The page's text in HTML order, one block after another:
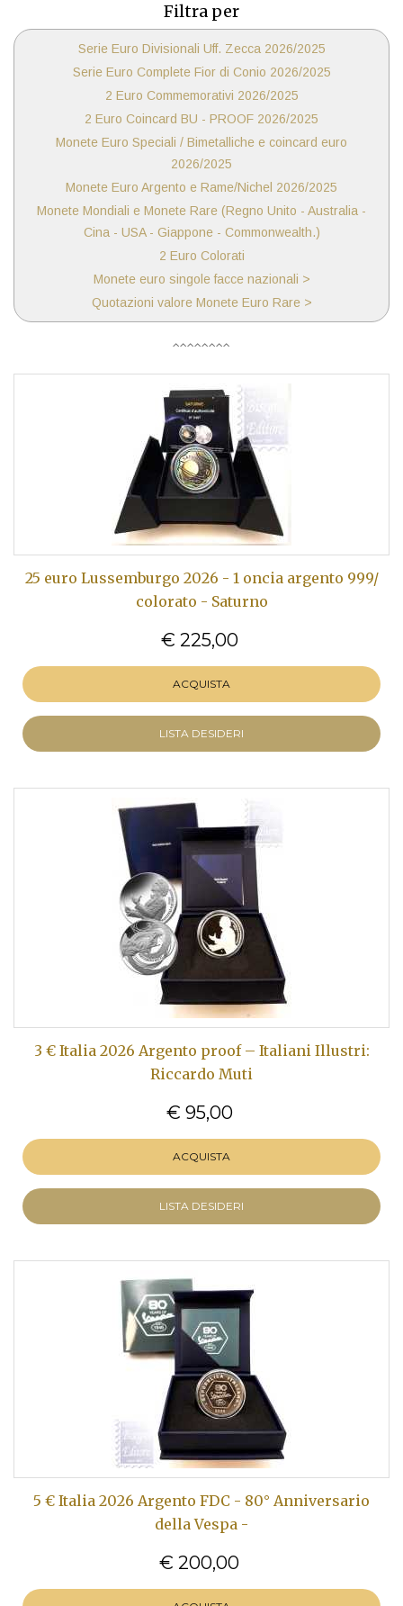
Filtra per
Serie Euro Divisionali Uff. Zecca 2026/2025
Serie Euro Complete Fior di Conio 2026/2025
2 Euro Commemorativi 2026/2025
2 Euro Coincard BU - PROOF 2026/2025
Monete Euro Speciali / Bimetalliche e coincard euro
2026/2025
Monete Euro Argento e Rame/Nichel 2026/2025
Monete Mondiali e Monete Rare (Regno Unito - Australia -
Cina - USA - Giappone - Commonwealth.)
2 Euro Colorati
Monete euro singole facce nazionali >
Quotazioni valore Monete Euro Rare >
25 euro Lussemburgo 2026 - 1 oncia argento 999/
colorato - Saturno
€ 225,00
ACQUISTA
LISTA DESIDERI
3 € Italia 2026 Argento proof – Italiani Illustri:
Riccardo Muti
€ 95,00
ACQUISTA
LISTA DESIDERI
5 € Italia 2026 Argento FDC - 80° Anniversario
della Vespa -
€ 200,00